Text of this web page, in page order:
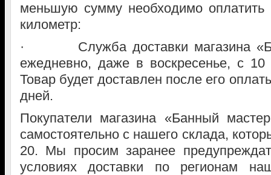
меньшую сумму необходимо оплатить
километр:
· Служба доставки магазина
ежедневно, даже в воскресенье, с
Товар будет доставлен после его
дней.
Покупатели магазина «Банный
самостоятельно с нашего склада,
20. Мы просим заранее
условиях доставки по регионам